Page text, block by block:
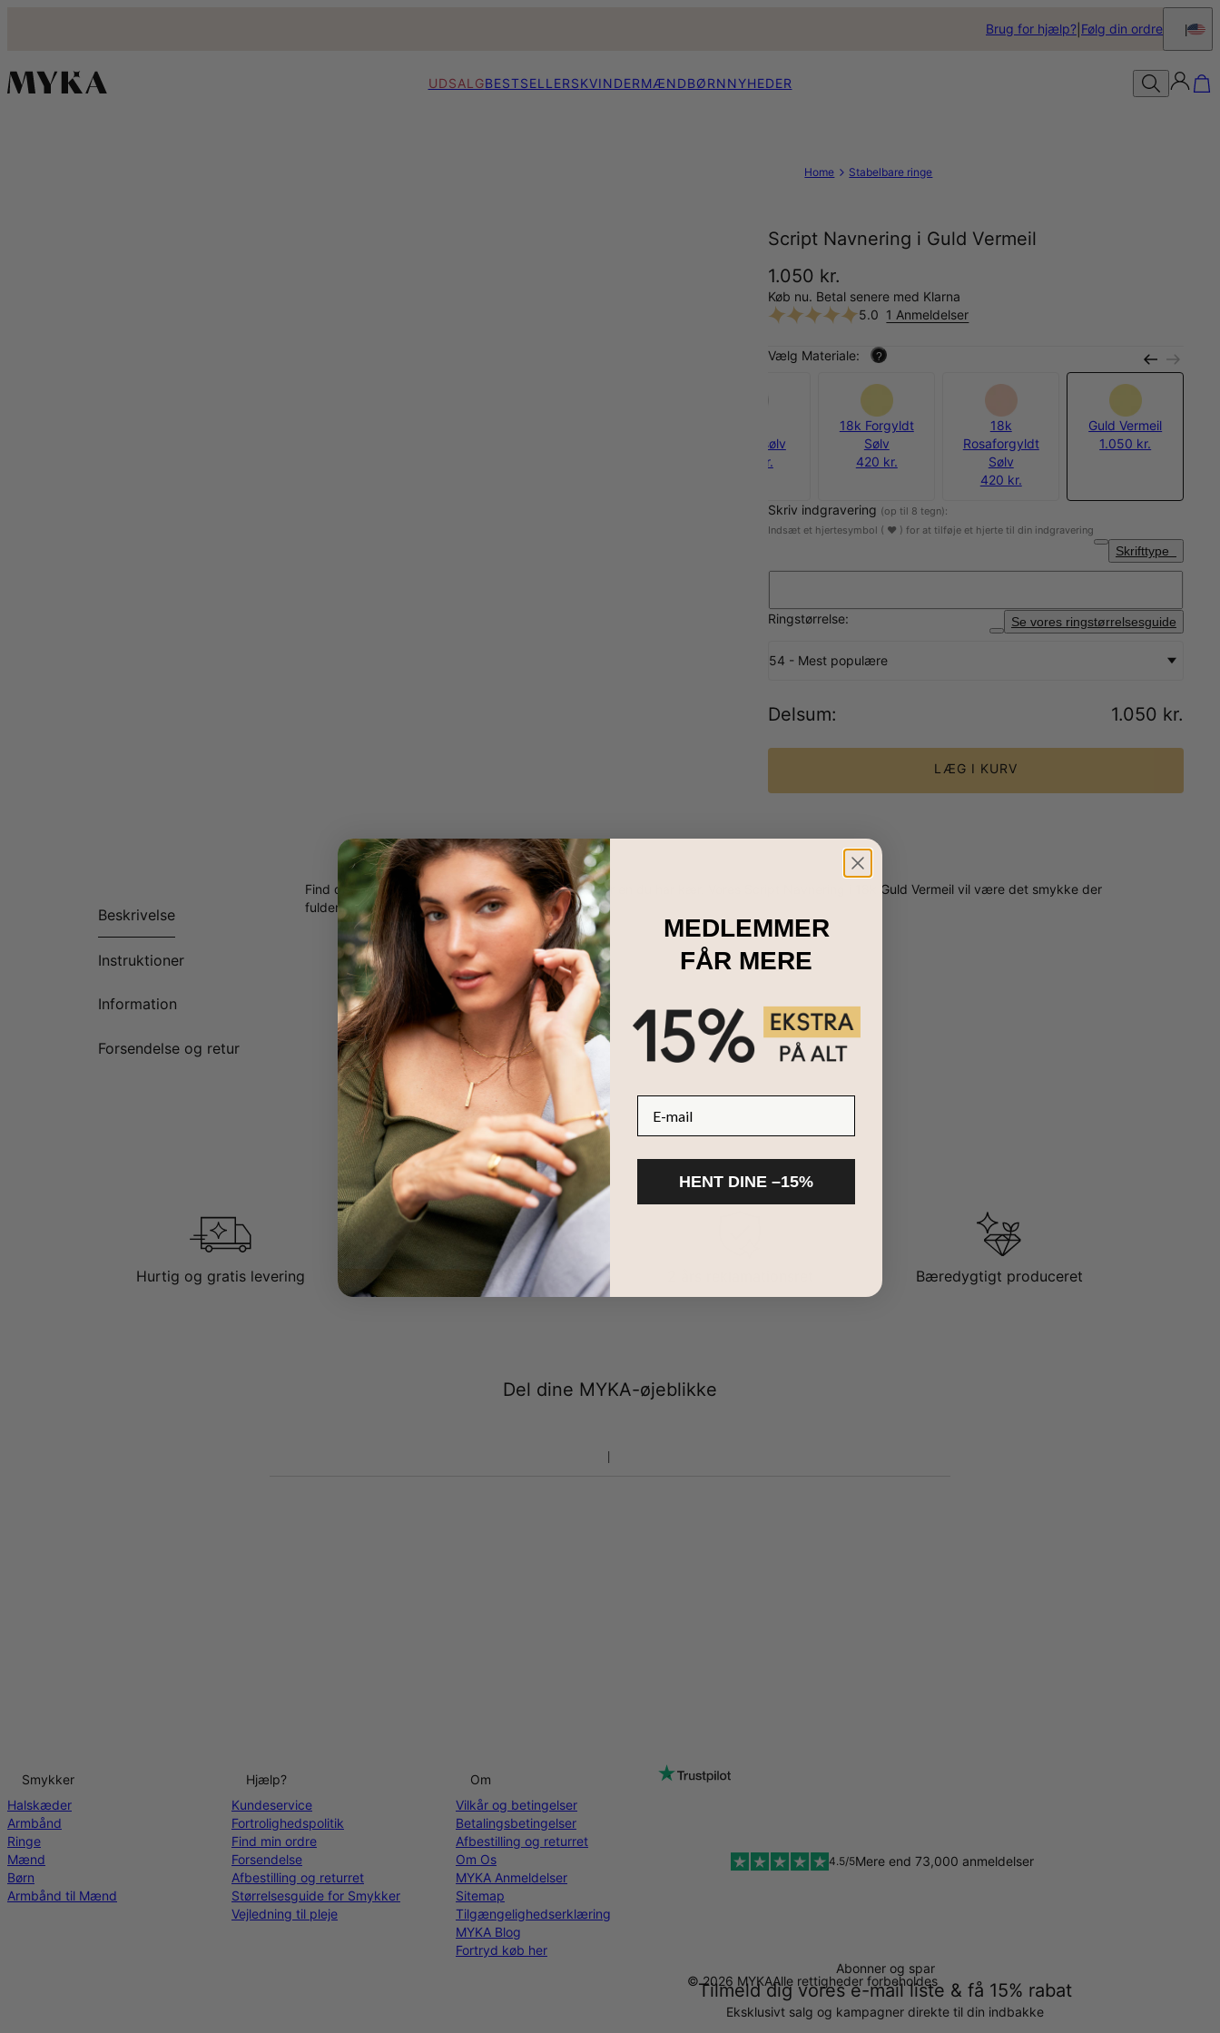
Brug for hjælp? Følg din ordre
UDSALGBESTSELLERSKVINDERMÆNDBØRNNYHEDER
Home Stabelbare ringe
Script Navnering i Guld Vermeil
1.050 kr.
Køb nu. Betal senere med Klarna
5.0 1 Anmeldelser
Vælg Materiale: ?
sterlingsølv
420 kr.
18k Forgyldt
Sølv
420 kr.
18k
Rosaforgyldt
Sølv
420 kr.
Guld Vermeil
1.050 kr.
Skriv indgravering (op til 8 tegn):
Indsæt et hjertesymbol ( ♥ ) for at tilføje et hjerte til din indgravering
Skrifttype
Ringstørrelse: Se vores ringstørrelsesguide
54 - Mest populære
Delsum: 1.050 kr.
LÆG I KURV
Beskrivelse
Instruktioner
Information
Forsendelse og retur
Find det perfekte smykke til at forkæle dig selv eller en du har kær. Vores Script Navnering i 18k Guld Vermeil vil være det smykke der
fuldender dit outfit.
Hurtig og gratis levering 100 dages retur Bæredygtigt produceret
Del dine MYKA-øjeblikke
Abonner og spar
Tilmeld dig vores e-mail liste & få 15% rabat
Eksklusivt salg og kampagner direkte til din indbakke
Smykker
Halskæder
Armbånd
Ringe
Mænd
Børn
Armbånd til Mænd
Hjælp?
Kundeservice
Fortrolighedspolitik
Find min ordre
Forsendelse
Afbestilling og returret
Størrelsesguide for Smykker
Vejledning til pleje
Om
Vilkår og betingelser
Betalingsbetingelser
Afbestilling og returret
Om Os
MYKA Anmeldelser
Sitemap
Tilgængelighedserklæring
MYKA Blog
Fortryd køb her
4.5/5Mere end 73,000 anmeldelser
© 2026 MYKAAlle rettigheder forbeholdes
MEDLEMMER
FÅR MERE
HENT DINE –15%